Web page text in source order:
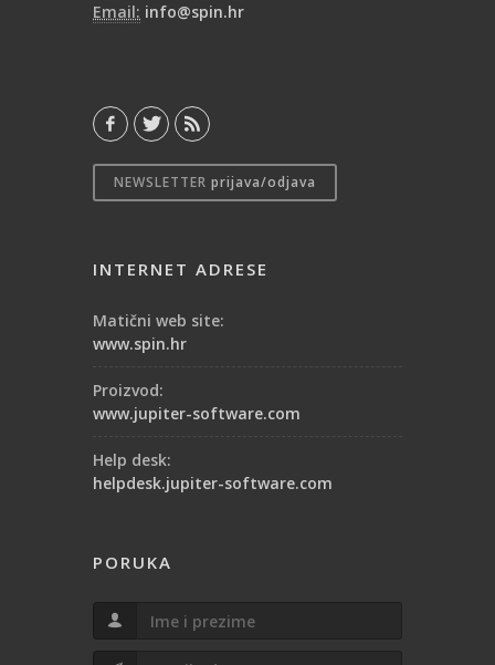
Email: info@spin.hr
NEWSLETTER prijava/odjava
INTERNET ADRESE
Matični web site:
www.spin.hr
Proizvod:
www.jupiter-software.com
Help desk:
helpdesk.jupiter-software.com
PORUKA